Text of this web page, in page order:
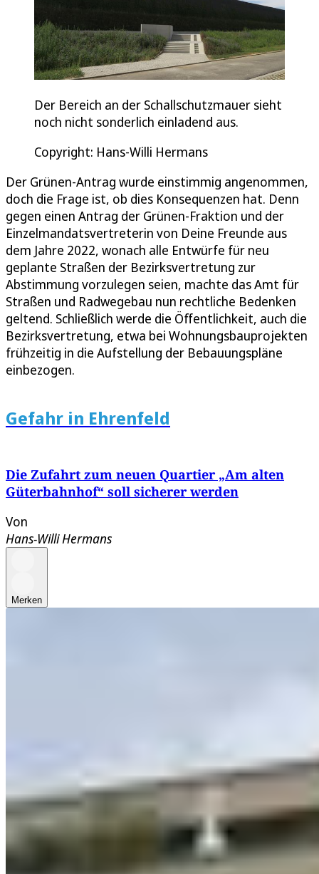
Der Bereich an der Schallschutzmauer sieht
noch nicht sonderlich einladend aus.
Copyright: Hans-Willi Hermans
Der Grünen-Antrag wurde einstimmig angenommen,
doch die Frage ist, ob dies Konsequenzen hat. Denn
gegen einen Antrag der Grünen-Fraktion und der
Einzelmandatsvertreterin von Deine Freunde aus
dem Jahre 2022, wonach alle Entwürfe für neu
geplante Straßen der Bezirksvertretung zur
Abstimmung vorzulegen seien, machte das Amt für
Straßen und Radwegebau nun rechtliche Bedenken
geltend. Schließlich werde die Öffentlichkeit, auch die
Bezirksvertretung, etwa bei Wohnungsbauprojekten
frühzeitig in die Aufstellung der Bebauungspläne
einbezogen.
Gefahr in Ehrenfeld
Die Zufahrt zum neuen Quartier „Am alten
Güterbahnhof“ soll sicherer werden
Von
Hans-Willi Hermans
Merken